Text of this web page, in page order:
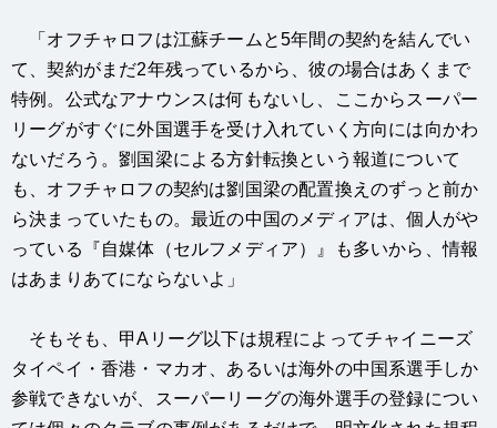
「オフチャロフは江蘇チームと5年間の契約を結んでい
て、契約がまだ2年残っているから、彼の場合はあくまで
特例。公式なアナウンスは何もないし、ここからスーパー
リーグがすぐに外国選手を受け入れていく方向には向かわ
ないだろう。劉国梁による方針転換という報道について
も、オフチャロフの契約は劉国梁の配置換えのずっと前か
ら決まっていたもの。最近の中国のメディアは、個人がや
っている『自媒体（セルフメディア）』も多いから、情報
はあまりあてにならないよ」
そもそも、甲Aリーグ以下は規程によってチャイニーズ
タイペイ・香港・マカオ、あるいは海外の中国系選手しか
参戦できないが、スーパーリーグの海外選手の登録につい